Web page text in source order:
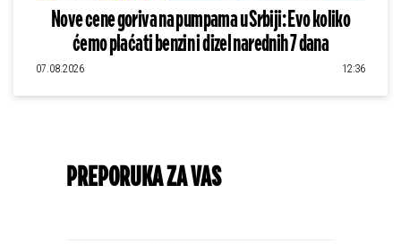
Nove cene goriva na pumpama u Srbiji: Evo koliko
ćemo plaćati benzin i dizel narednih 7 dana
07.08.2026 12:36
PREPORUKA ZA VAS